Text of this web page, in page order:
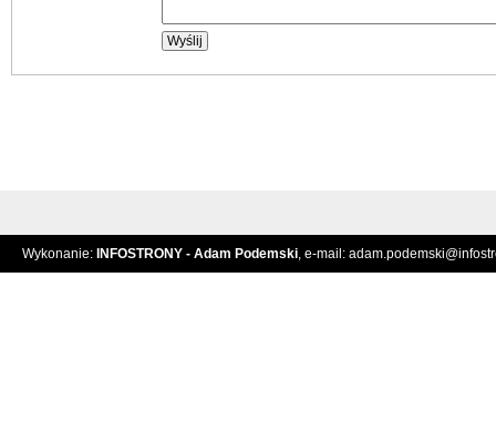
Wykonanie: INFOSTRONY - Adam Podemski, e-mail: